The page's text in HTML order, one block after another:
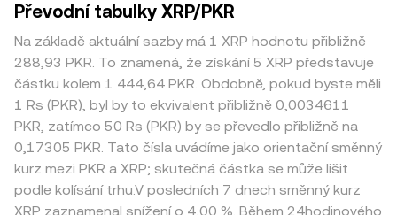
Převodní tabulky XRP/PKR
Na základě aktuální sazby má 1 XRP hodnotu přibližně
288,93 PKR. To znamená, že získání 5 XRP představuje
částku kolem 1 444,64 PKR. Obdobně, pokud byste měli
1 Rs (PKR), byl by to ekvivalent přibližně 0,0034611
PKR, zatímco 50 Rs (PKR) by se převedlo přibližně na
0,17305 PKR. Tato čísla uvádíme jako orientační směnný
kurz mezi PKR a XRP; skutečná částka se může lišit
podle kolísání trhu.V posledních 7 dnech směnný kurz
XRP zaznamenal snížení o 4,00 %. Během 24hodinového